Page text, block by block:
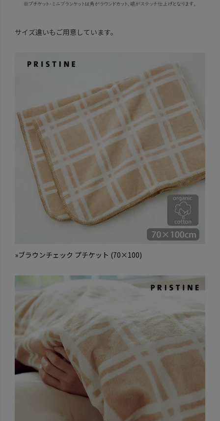
サイズ違いもご用意しています。
»ブラウンチェック プチケット (70×100)